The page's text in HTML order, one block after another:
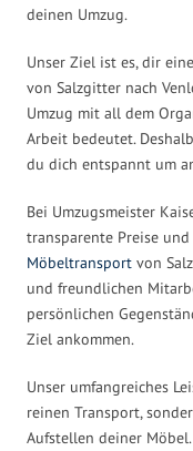
deinen Umzug.
Unser Ziel ist es, dir
von Salzgitter nach
Umzug mit all dem
Arbeit bedeutet.
du dich entspannt um
Bei Umzugsmeister
transparente Preise
Möbeltransport von
und freundlichen
persönlichen
Ziel ankommen.
Unser umfangreiches
reinen Transport,
Aufstellen deiner